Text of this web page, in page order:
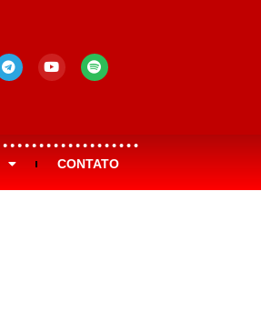
CONTATO